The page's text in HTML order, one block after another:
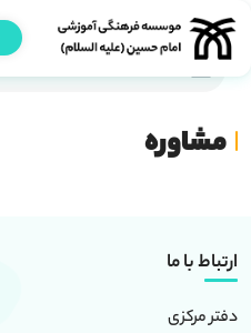
مشاوره
ارتباط با ما
دفتر مرکزی